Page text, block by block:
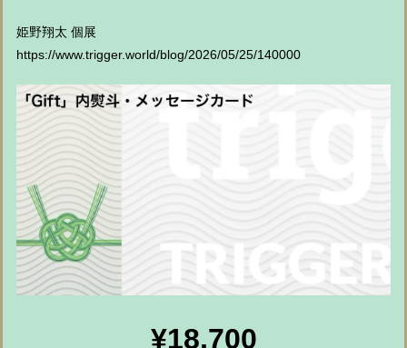
姫野翔太 個展
https://www.trigger.world/blog/2026/05/25/140000
¥18,700